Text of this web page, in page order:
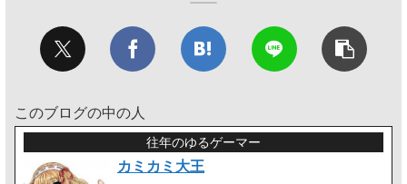
このブログの中の人
往年のゆるゲーマー
カミカミ大王